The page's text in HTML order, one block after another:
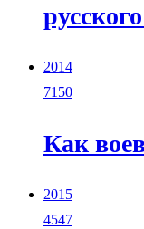
2014
7150
Как
2015
4547